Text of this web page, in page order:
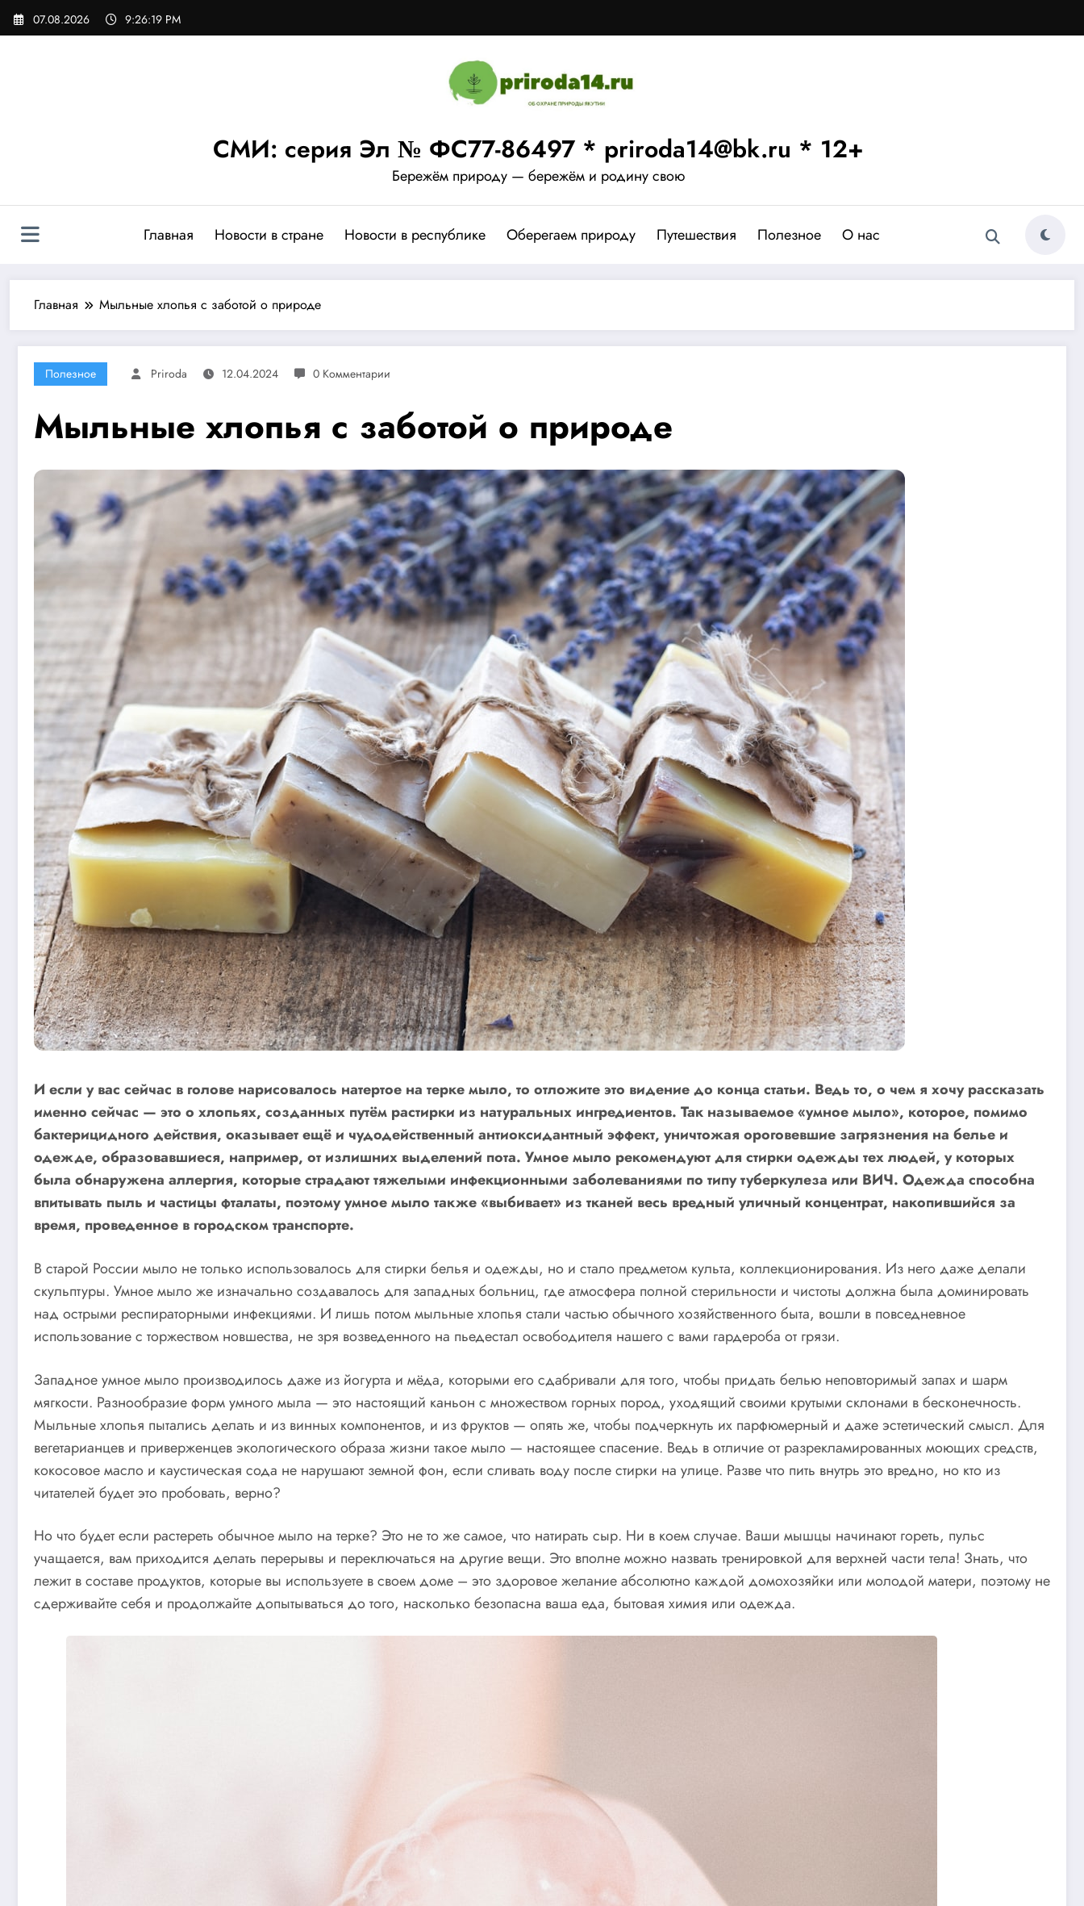
Перейти
07.08.2026 9:26:21 PM
СМИ: серия Эл № ФС77-86497 * priroda14@bk.ru * 12+
Бережём природу — бережём и родину свою
Главная Новости в стране Новости в республике Оберегаем природу Путешествия Полезное О нас
Главная Мыльные хлопья с заботой о природе
Полезное Priroda 12.04.2024 0 Комментарии
Мыльные хлопья с заботой о природе
И если у вас сейчас в голове нарисовалось натертое на терке мыло, то отложите это видение до конца статьи. Ведь то, о чем я хочу рассказать
именно сейчас — это о хлопьях, созданных путём растирки из натуральных ингредиентов. Так называемое «умное мыло», которое, помимо
бактерицидного действия, оказывает ещё и чудодейственный антиоксидантный эффект, уничтожая ороговевшие загрязнения на белье и
одежде, образовавшиеся, например, от излишних выделений пота. Умное мыло рекомендуют для стирки одежды тех людей, у которых
была обнаружена аллергия, которые страдают тяжелыми инфекционными заболеваниями по типу туберкулеза или ВИЧ. Одежда способна
впитывать пыль и частицы фталаты, поэтому умное мыло также «выбивает» из тканей весь вредный уличный концентрат, накопившийся за
время, проведенное в городском транспорте.
В старой России мыло не только использовалось для стирки белья и одежды, но и стало предметом культа, коллекционирования. Из него даже делали
скульптуры. Умное мыло же изначально создавалось для западных больниц, где атмосфера полной стерильности и чистоты должна была доминировать
над острыми респираторными инфекциями. И лишь потом мыльные хлопья стали частью обычного хозяйственного быта, вошли в повседневное
использование с торжеством новшества, не зря возведенного на пьедестал освободителя нашего с вами гардероба от грязи.
Западное умное мыло производилось даже из йогурта и мёда, которыми его сдабривали для того, чтобы придать белью неповторимый запах и шарм
мягкости. Разнообразие форм умного мыла — это настоящий каньон с множеством горных пород, уходящий своими крутыми склонами в бесконечность.
Мыльные хлопья пытались делать и из винных компонентов, и из фруктов — опять же, чтобы подчеркнуть их парфюмерный и даже эстетический смысл. Для
вегетарианцев и приверженцев экологического образа жизни такое мыло — настоящее спасение. Ведь в отличие от разрекламированных моющих средств,
кокосовое масло и каустическая сода не нарушают земной фон, если сливать воду после стирки на улице. Разве что пить внутрь это вредно, но кто из
читателей будет это пробовать, верно?
Но что будет если растереть обычное мыло на терке? Это не то же самое, что натирать сыр. Ни в коем случае. Ваши мышцы начинают гореть, пульс
учащается, вам приходится делать перерывы и переключаться на другие вещи. Это вполне можно назвать тренировкой для верхней части тела! Знать, что
лежит в составе продуктов, которые вы используете в своем доме – это здоровое желание абсолютно каждой домохозяйки или молодой матери, поэтому не
сдерживайте себя и продолжайте допытываться до того, насколько безопасна ваша еда, бытовая химия или одежда.